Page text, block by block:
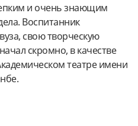
и очень знающим
Воспитанник
свою творческую
скромно, в качестве
театре имени